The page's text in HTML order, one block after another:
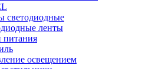
светодиодные
ленты
питания
освещением